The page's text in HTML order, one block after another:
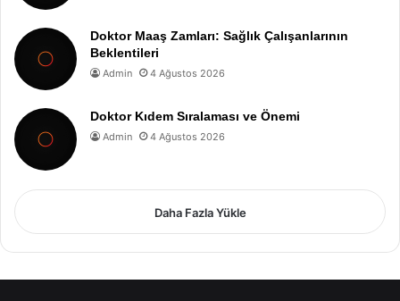
Doktor Maaş Zamları: Sağlık Çalışanlarının
Beklentileri
Admin 4 Ağustos 2026
Doktor Kıdem Sıralaması ve Önemi
Admin 4 Ağustos 2026
Daha Fazla Yükle